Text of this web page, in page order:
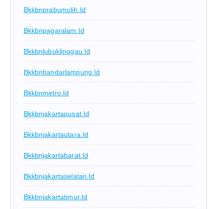
Bkkbnprabumulih.id
Bkkbnpagaralam.id
Bkkbnlubuklinggau.id
Bkkbnbandarlampung.id
Bkkbnmetro.id
Bkkbnjakartapusat.id
Bkkbnjakartautara.id
Bkkbnjakartabarat.id
Bkkbnjakartaselatan.id
Bkkbnjakartatimur.id